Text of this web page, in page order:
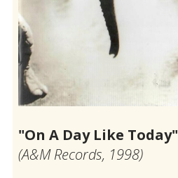
"On A Day Like Today"
(Α&Μ Records, 1998)